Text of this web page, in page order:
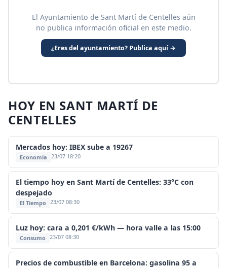
El Ayuntamiento de Sant Martí de Centelles aún
no publica información oficial en este medio.
¿Eres del ayuntamiento? Publica aquí →
HOY EN SANT MARTÍ DE
CENTELLES
Mercados hoy: IBEX sube a 19267
Economía 23/07 18:20
El tiempo hoy en Sant Martí de Centelles: 33°C con
despejado
El Tiempo 23/07 08:30
Luz hoy: cara a 0,201 €/kWh — hora valle a las 15:00
Consumo 23/07 08:30
Precios de combustible en Barcelona: gasolina 95 a